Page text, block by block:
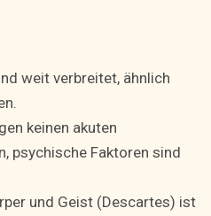
weit verbreitet, ähnlich
keinen akuten
psychische Faktoren sind
und Geist (Descartes) ist